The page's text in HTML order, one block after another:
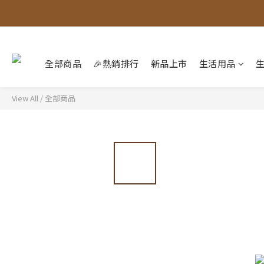
全部商品 🎉熱銷排行 新品上市 生活用品
View All / 全部商品